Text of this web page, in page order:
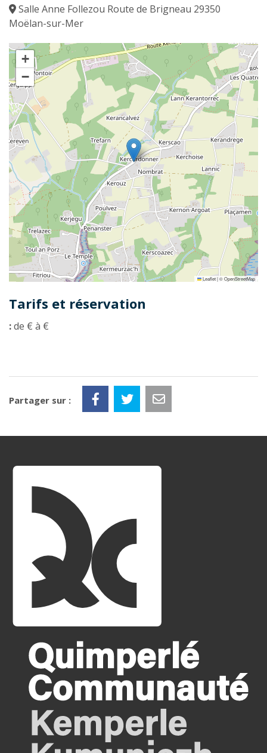
Salle Anne Follezou Route de Brigneau 29350
Moëlan-sur-Mer
+
−
Leaflet|©OpenStreetMap
Tarifs et réservation
:de € à €
Partager sur :